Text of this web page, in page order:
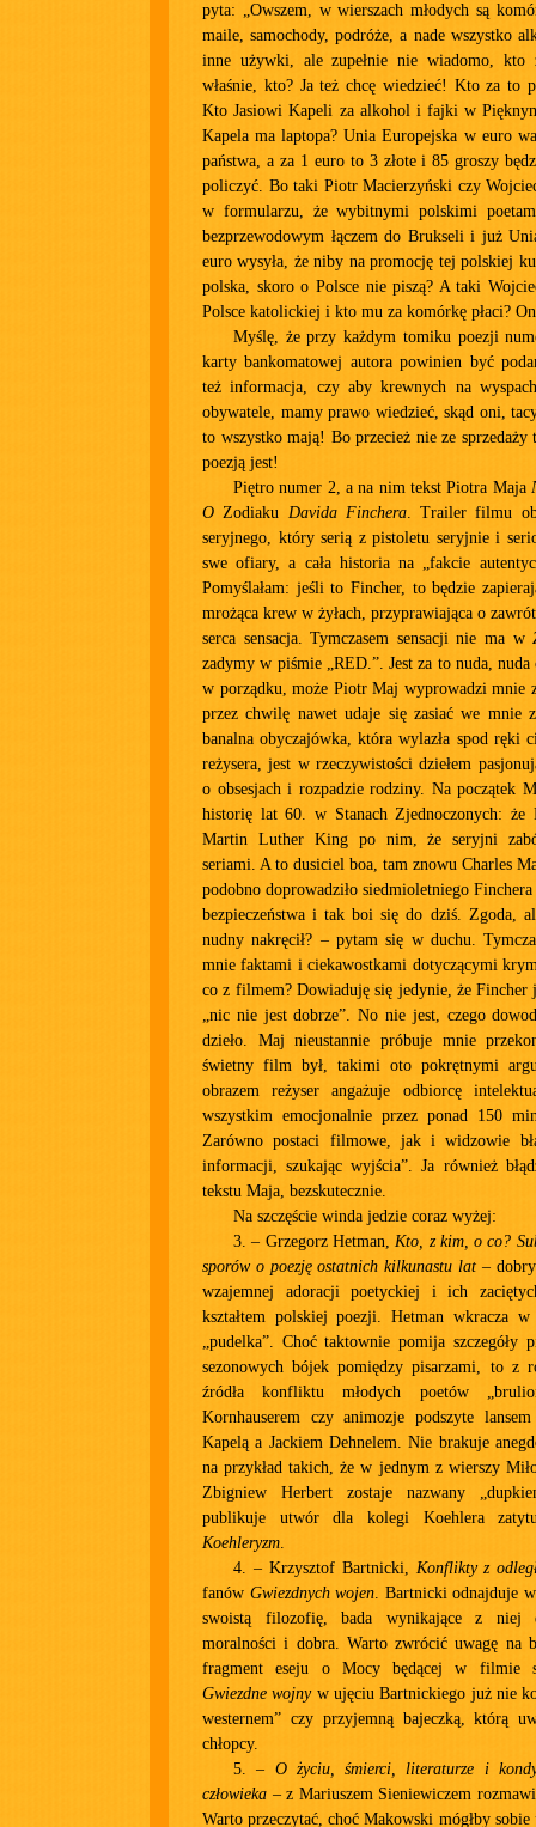
pyta: „Owszem, w wierszach młodych są
maile, samochody, podróże, a nade wszystko
inne używki, ale zupełnie nie wiadomo, kto
właśnie, kto? Ja też chcę wiedzieć! Kto za to
Kto Jasiowi Kapeli za alkohol i fajki w
Kapela ma laptopa? Unia Europejska w euro
państwa, a za 1 euro to 3 złote i 85 groszy
policzyć. Bo taki Piotr Macierzyński czy
w formularzu, że wybitnymi polskimi
bezprzewodowym łączem do Brukseli i już
euro wysyła, że niby na promocję tej polskiej
polska, skoro o Polsce nie piszą? A taki
Polsce katolickiej i kto mu za komórkę płaci? On
Myślę, że przy każdym tomiku poezji
karty bankomatowej autora powinien być
też informacja, czy aby krewnych na
obywatele, mamy prawo wiedzieć, skąd oni,
to wszystko mają! Bo przecież nie ze
poezją jest!
Piętro numer 2, a na nim tekst Piotra Maja
OZodiaku Davida Finchera. Trailer filmu
seryjnego, który serią z pistoletu seryjnie i
swe ofiary, a cała historia na „fakcie
Pomyślałam: jeśli to Fincher, to będzie
mrożąca krew w żyłach, przyprawiająca o
serca sensacja. Tymczasem sensacji nie ma w
zadymy w piśmie „RED.”. Jest za to nuda,
w porządku, może Piotr Maj wyprowadzi mnie
przez chwilę nawet udaje się zasiać we mnie
banalna obyczajówka, która wylazła spod ręki
reżysera, jest w rzeczywistości dziełem
o obsesjach i rozpadzie rodziny. Na początek
historię lat 60. w Stanach Zjednoczonych: że
Martin Luther King po nim, że seryjni
seriami. A to dusiciel boa, tam znowu Charles
podobno doprowadziło siedmioletniego
bezpieczeństwa i tak boi się do dziś. Zgoda,
nudny nakręcił? – pytam się w duchu.
mnie faktami i ciekawostkami dotyczącymi
co z filmem? Dowiaduję się jedynie, że Fincher
„nic nie jest dobrze”. No nie jest, czego
dzieło. Maj nieustannie próbuje mnie
świetny film był, takimi oto pokrętnymi
obrazem reżyser angażuje odbiorcę
wszystkim emocjonalnie przez ponad 150
Zarówno postaci filmowe, jak i widzowie
informacji, szukając wyjścia”. Ja również
tekstu Maja, bezskutecznie.
Na szczęście winda jedzie coraz wyżej:
3. – Grzegorz Hetman,Kto, z kim, o co?
sporów o poezję ostatnich kilkunastu lat –
wzajemnej adoracji poetyckiej i ich
kształtem polskiej poezji. Hetman wkracza
„pudelka”. Choć taktownie pomija szczegóły
sezonowych bójek pomiędzy pisarzami, to z
źródła konfliktu młodych poetów
Kornhauserem czy animozje podszyte
Kapelą a Jackiem Dehnelem. Nie brakuje
na przykład takich, że w jednym z wierszy
Zbigniew Herbert zostaje nazwany
publikuje utwór dla kolegi Koehlera
Koehleryzm.
4. – Krzysztof Bartnicki, Konflikty z
fanów Gwiezdnych wojen. Bartnicki odnajduje
swoistą filozofię, bada wynikające z niej
moralności i dobra. Warto zwrócić uwagę na
fragment eseju o Mocy będącej w filmie
Gwiezdne wojnyw ujęciu Bartnickiego już nie
westernem” czy przyjemną bajeczką, którą
chłopcy.
5. – O życiu, śmierci, literaturze i
człowieka – z Mariuszem Sieniewiczem
Warto przeczytać, choć Makowski mógłby sobie